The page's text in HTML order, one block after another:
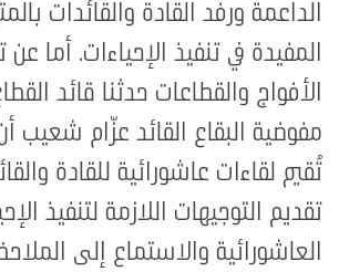
الداعمة ورفد القادة والقائدات
المفيدة في تنفيذ الإحياءات. أما عن
الأفواج والقطاعات حدثنا قائد
مفوضية البقاع القائد عزّام شعيب
تُقيم لقاءات عاشورائية للقادة
تقديم التوجيهات اللازمة لتنفيذ
العاشورائية والاستماع إلى